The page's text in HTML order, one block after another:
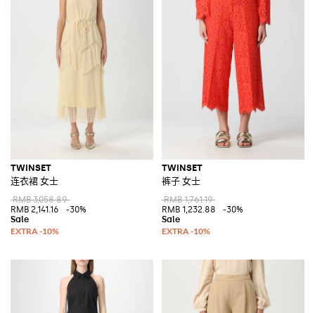
TWINSET
连衣裙 女士
RMB 3,058.89
RMB 2,141.16
-30%
TWINSET
裤子 女士
RMB 1,761.19
RMB 1,232.88
-30%